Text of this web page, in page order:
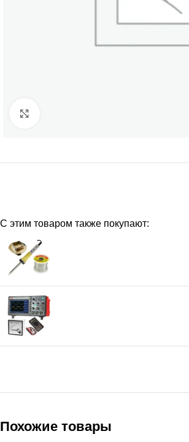
С этим товаром также покупают:
Похожие товары